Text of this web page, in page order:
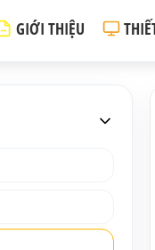
GIỚI THIỆU